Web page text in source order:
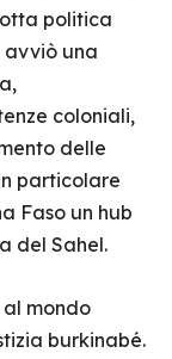
politica
avviò una
coloniali,
delle
particolare
Faso un hub
del Sahel.
al mondo
burkinabé.